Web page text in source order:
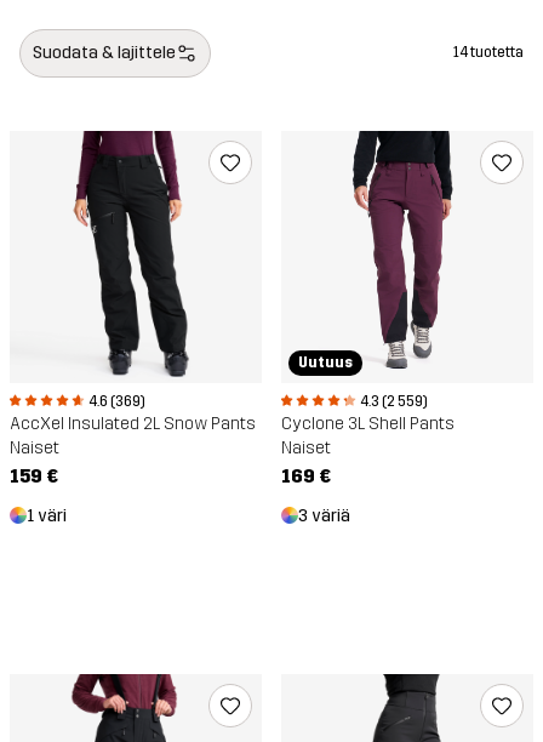
Suodata & lajittele 14 tuotetta
4.6 (369)
AccXel Insulated 2L Snow Pants
Naiset
159 €
1 väri
Uutuus
4.3 (2 559)
Cyclone 3L Shell Pants
Naiset
169 €
3 väriä